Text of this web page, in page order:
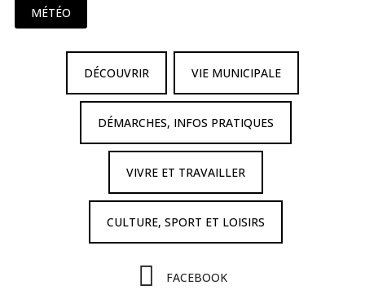
MÉTÉO
DÉCOUVRIR VIE MUNICIPALE
DÉMARCHES, INFOS PRATIQUES
VIVRE ET TRAVAILLER
CULTURE, SPORT ET LOISIRS
FACEBOOK